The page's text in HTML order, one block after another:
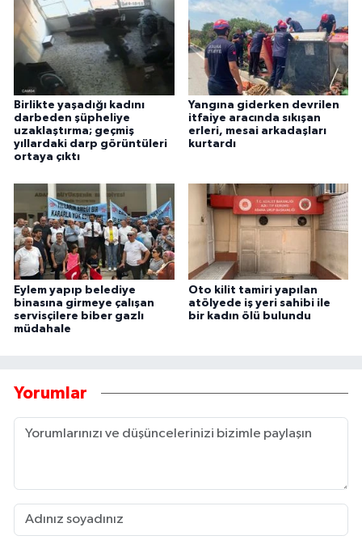
Birlikte yaşadığı kadını
darbeden şüpheliye
uzaklaştırma; geçmiş
yıllardaki darp görüntüleri
ortaya çıktı
Yangına giderken devrilen
itfaiye aracında sıkışan
erleri, mesai arkadaşları
kurtardı
Eylem yapıp belediye
binasına girmeye çalışan
servisçilere biber gazlı
müdahale
Oto kilit tamiri yapılan
atölyede iş yeri sahibi ile
bir kadın ölü bulundu
Yorumlar